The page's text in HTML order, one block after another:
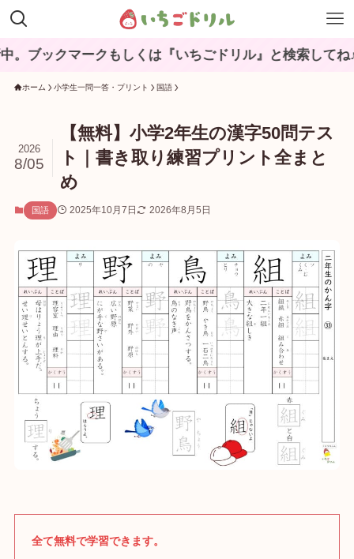
もしくは『いちごドリル』と検索してね♪
ホーム 小学生一問一答・プリント 国語
【無料】小学2年生の漢字50問テス
ト｜書き取り練習プリント全まと
め
2026
8/05
国語 2025年10月7日 2026年8月5日
全て無料で学習できます。